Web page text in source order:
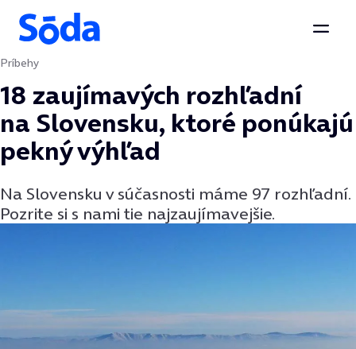
Preskočiť na obsah
Príbehy
18 zaujímavých rozhľadní
na Slovensku, ktoré ponúkajú
pekný výhľad
Na Slovensku v súčasnosti máme 97 rozhľadní.
Pozrite si s nami tie najzaujímavejšie.